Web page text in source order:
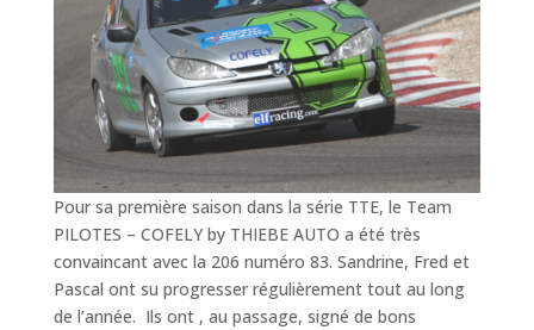
Pour sa première saison dans la série TTE, le Team
PILOTES – COFELY by THIEBE AUTO a été très
convaincant avec la 206 numéro 83. Sandrine, Fred et
Pascal ont su progresser régulièrement tout au long
de l’année. Ils ont , au passage, signé de bons